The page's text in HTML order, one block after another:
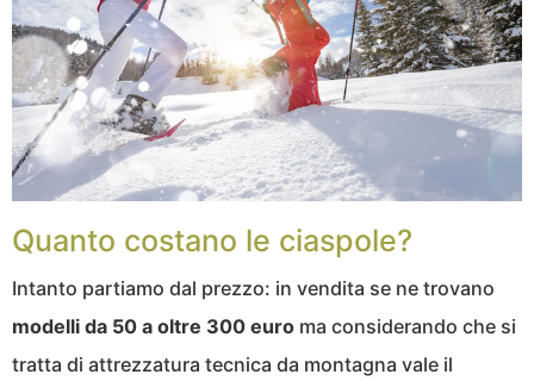
Quanto costano le ciaspole?
Intanto partiamo dal prezzo: in vendita se ne trovano
modelli da 50 a oltre 300 euro ma considerando che si
tratta di attrezzatura tecnica da montagna vale il